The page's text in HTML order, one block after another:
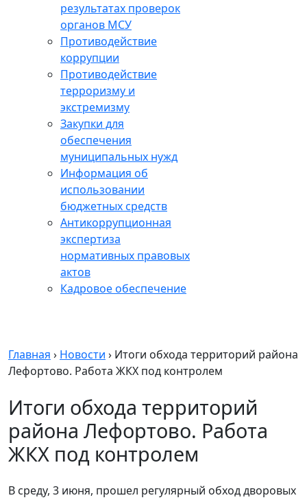
результатах проверок
органов МСУ
Противодействие
коррупции
Противодействие
терроризму и
экстремизму
Закупки для
обеспечения
муниципальных нужд
Информация об
использовании
бюджетных средств
Антикоррупционная
экспертиза
нормативных правовых
актов
Кадровое обеспечение
Главная › Новости › Итоги обхода территорий района
Лефортово. Работа ЖКХ под контролем
Итоги обхода территорий
района Лефортово. Работа
ЖКХ под контролем
В среду, 3 июня, прошел регулярный обход дворовых